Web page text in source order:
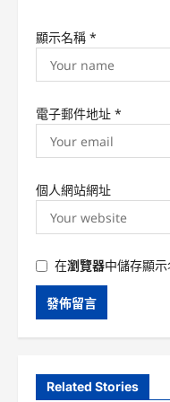
n
顯示名稱 *
電子郵件地址 *
個人網站網址
在瀏覽器中儲存顯
Related Stories